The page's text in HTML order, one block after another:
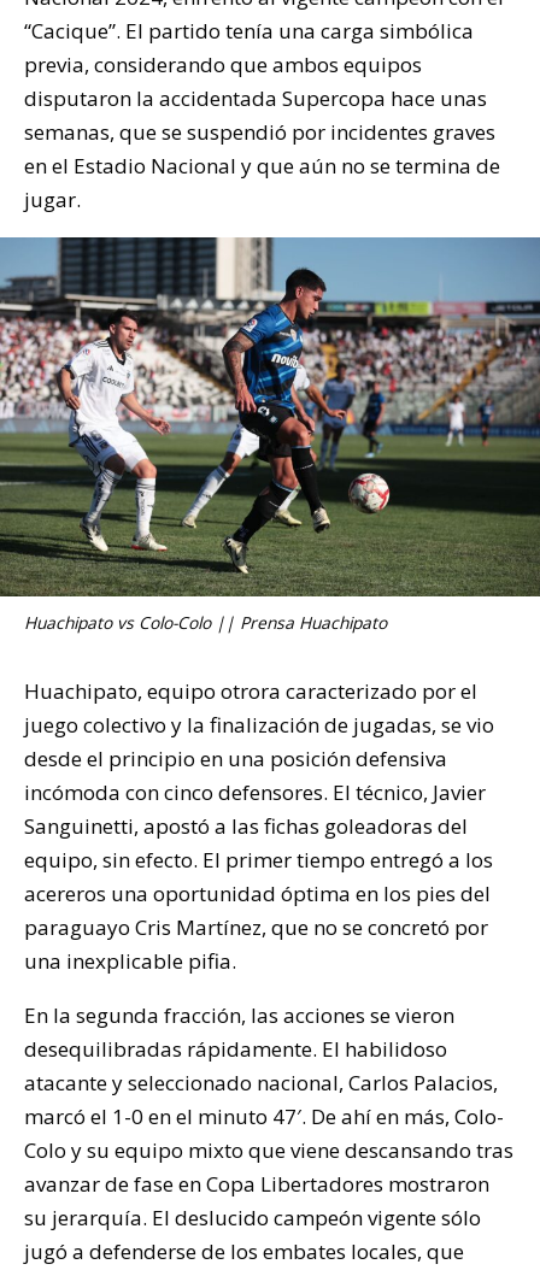
“Cacique”. El partido tenía una carga simbólica
previa, considerando que ambos equipos
disputaron la accidentada Supercopa hace unas
semanas, que se suspendió por incidentes graves
en el Estadio Nacional y que aún no se termina de
jugar.
Huachipato vs Colo-Colo || Prensa Huachipato
Huachipato, equipo otrora caracterizado por el
juego colectivo y la finalización de jugadas, se vio
desde el principio en una posición defensiva
incómoda con cinco defensores. El técnico, Javier
Sanguinetti, apostó a las fichas goleadoras del
equipo, sin efecto. El primer tiempo entregó a los
acereros una oportunidad óptima en los pies del
paraguayo Cris Martínez, que no se concretó por
una inexplicable pifia.
En la segunda fracción, las acciones se vieron
desequilibradas rápidamente. El habilidoso
atacante y seleccionado nacional, Carlos Palacios,
marcó el 1-0 en el minuto 47′. De ahí en más, Colo-
Colo y su equipo mixto que viene descansando tras
avanzar de fase en Copa Libertadores mostraron
su jerarquía. El deslucido campeón vigente sólo
jugó a defenderse de los embates locales, que